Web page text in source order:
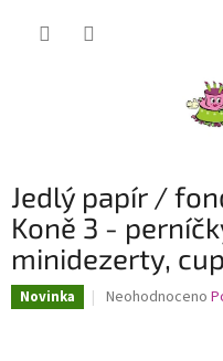
Jedlý papír /
Koně 3 -
minidezerty,
Novinka
Průměrné
Neohodnoceno